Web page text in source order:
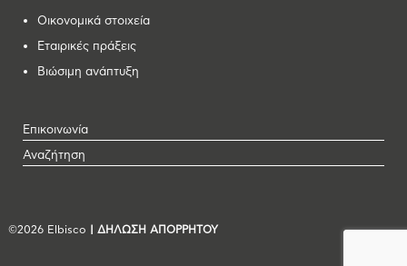
Οικονομικά στοιχεία
Εταιρικές πράξεις
Βιώσιμη ανάπτυξη
Επικοινωνία
Αναζήτηση
©2026 Elbisco | ΔΗΛΩΣΗ ΑΠΟΡΡΗΤΟΥ